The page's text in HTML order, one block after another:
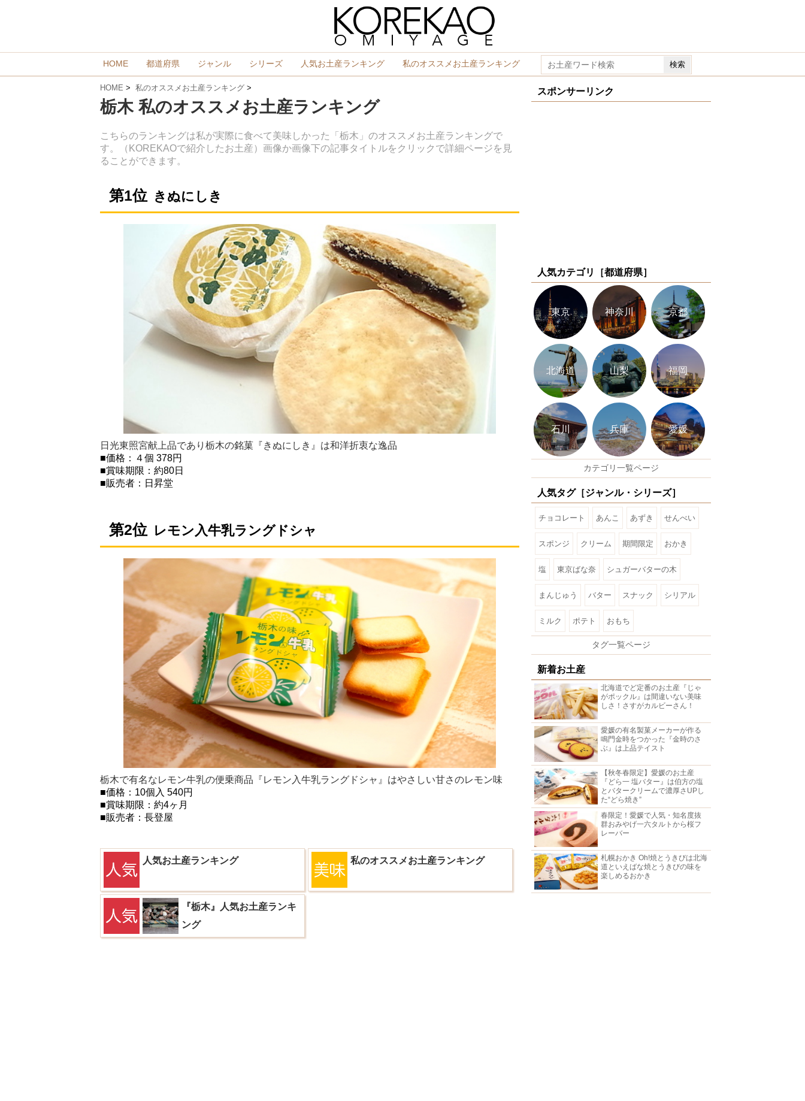
HOME 都道府県 ジャンル シリーズ 人気お土産ランキング 私のオススメお土産ランキング
HOME > 私のオススメお土産ランキング >
栃木 私のオススメお土産ランキング
こちらのランキングは私が実際に食べて美味しかった「栃木」のオススメお土産ランキングで
す。（KOREKAOで紹介したお土産）画像か画像下の記事タイトルをクリックで詳細ページを見
ることができます。
きぬにしき
日光東照宮献上品であり栃木の銘菓『きぬにしき』は和洋折衷な逸品
■価格：４個 378円
■賞味期限：約80日
■販売者：日昇堂
レモン入牛乳ラングドシャ
栃木で有名なレモン牛乳の便乗商品『レモン入牛乳ラングドシャ』はやさしい甘さのレモン味
■価格：10個入 540円
■賞味期限：約4ヶ月
■販売者：長登屋
人気お土産ランキング 私のオススメお土産ランキング
『栃木』人気お土産ランキ
ング
スポンサーリンク
人気カテゴリ［都道府県］
東京 神奈川 京都
北海道 山梨 福岡
石川 兵庫 愛媛
カテゴリ一覧ページ
人気タグ［ジャンル・シリーズ］
チョコレート あんこ あずき せんべい
スポンジ クリーム 期間限定 おかき
塩 東京ばな奈 シュガーバターの木
まんじゅう バター スナック シリアル
ミルク ポテト おもち
タグ一覧ページ
新着お土産
北海道でど定番のお土産『じゃ
がポックル』は間違いない美味
しさ！さすがカルビーさん！
愛媛の有名製菓メーカーが作る
鳴門金時をつかった『金時のさ
ぶ』は上品テイスト
【秋冬春限定】愛媛のお土産
『どら一 塩バター』は伯方の塩
とバタークリームで濃厚さUPし
た“どら焼き”
春限定！愛媛で人気・知名度抜
群おみやげ一六タルトから桜フ
レーバー
札幌おかき Oh!焼とうきびは北海
道といえばな焼とうきびの味を
楽しめるおかき